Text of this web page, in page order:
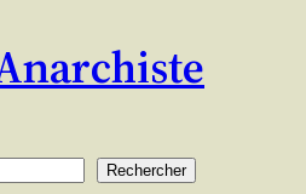
Rechercher